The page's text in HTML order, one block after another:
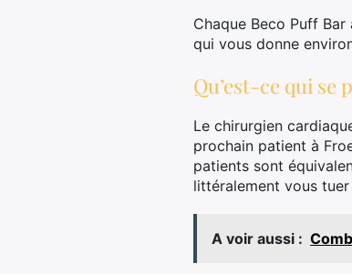
Chaque Beco Puff
qui vous donne
Qu’est-ce qui se
Le chirurgien
prochain patient à
patients sont
littéralement vous
A voir aussi :